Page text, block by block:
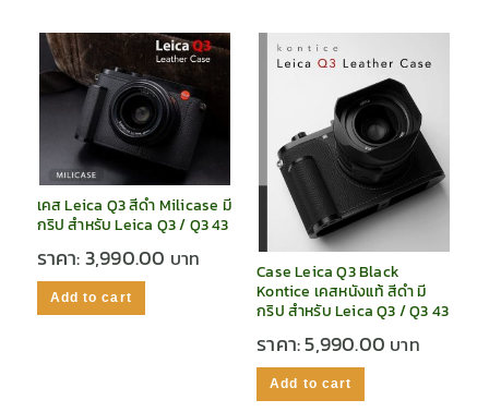
เคส Leica Q3 สีดำ Milicase มี
กริป สำหรับ Leica Q3 / Q3 43
ราคา:3,990.00
Add to cart
Case Leica Q3 Black
Kontice เคสหนังแท้ สีดำ มี
กริป สำหรับ Leica Q3 / Q3 43
ราคา:5,990.00
Add to cart